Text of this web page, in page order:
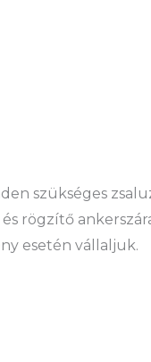
szükséges
rögzítő
esetén vállaljuk.